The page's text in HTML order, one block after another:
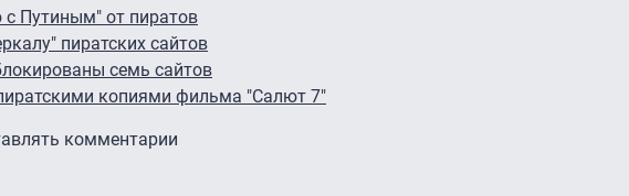
Путиным" от пиратов
пиратских сайтов
семь сайтов
копиями фильма "Салют 7"
комментарии